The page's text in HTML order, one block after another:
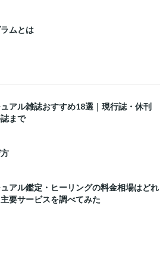
ムとは
アル雑誌おすすめ18選｜現行誌・休刊
まで
アル鑑定・ヒーリングの料金相場はどれ
要サービスを調べてみた